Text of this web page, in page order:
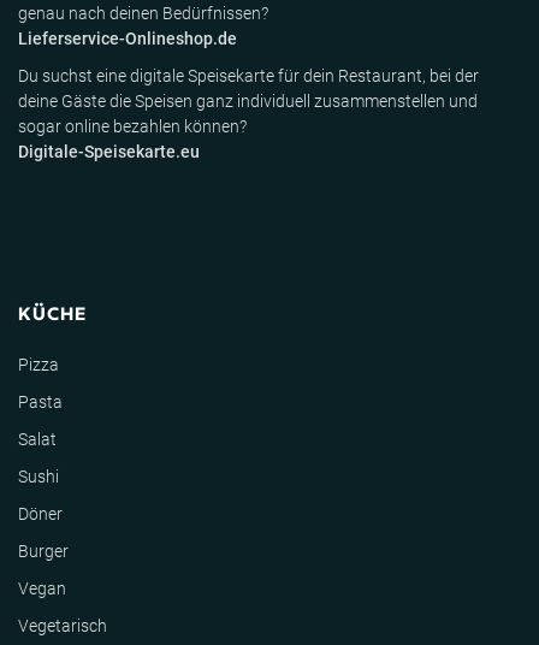
genau nach deinen Bedürfnissen?
Lieferservice-Onlineshop.de
Du suchst eine digitale Speisekarte für dein Restaurant, bei der
deine Gäste die Speisen ganz individuell zusammenstellen und
sogar online bezahlen können?
Digitale-Speisekarte.eu
KÜCHE
Pizza
Pasta
Salat
Sushi
Döner
Burger
Vegan
Vegetarisch